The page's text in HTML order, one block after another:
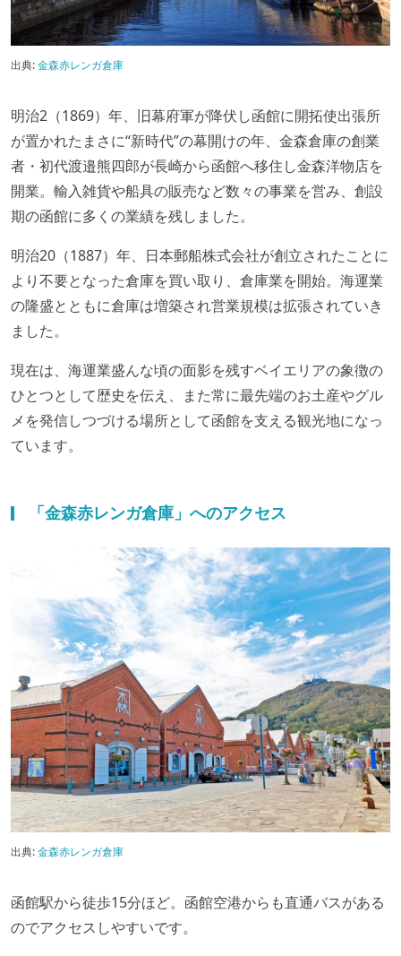
出典:金森赤レンガ倉庫
明治2（1869）年、旧幕府軍が降伏し函館に開拓使出張所
が置かれたまさに“新時代”の幕開けの年、金森倉庫の創業
者・初代渡邉熊四郎が長崎から函館へ移住し金森洋物店を
開業。輸入雑貨や船具の販売など数々の事業を営み、創設
期の函館に多くの業績を残しました。
明治20（1887）年、日本郵船株式会社が創立されたことに
より不要となった倉庫を買い取り、倉庫業を開始。海運業
の隆盛とともに倉庫は増築され営業規模は拡張されていき
ました。
現在は、海運業盛んな頃の面影を残すベイエリアの象徴の
ひとつとして歴史を伝え、また常に最先端のお土産やグル
メを発信しつづける場所として函館を支える観光地になっ
ています。
「金森赤レンガ倉庫」へのアクセス
出典:金森赤レンガ倉庫
函館駅から徒歩15分ほど。函館空港からも直通バスがある
のでアクセスしやすいです。